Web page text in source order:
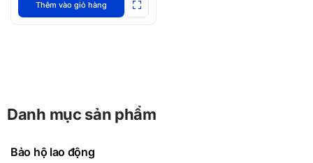
Thêm vào giỏ hàng
Danh mục sản phẩm
Bảo hộ lao động